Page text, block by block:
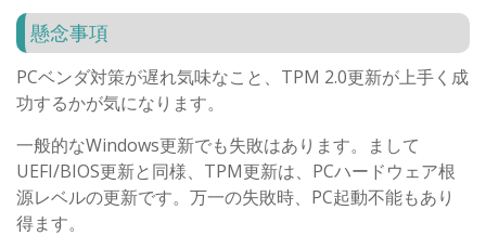
懸念事項
PCベンダ対策が遅れ気味なこと、TPM 2.0更新が上手く成
功するかが気になります。
一般的なWindows更新でも失敗はあります。まして
UEFI/BIOS更新と同様、TPM更新は、PCハードウェア根
源レベルの更新です。万一の失敗時、PC起動不能もあり
得ます。